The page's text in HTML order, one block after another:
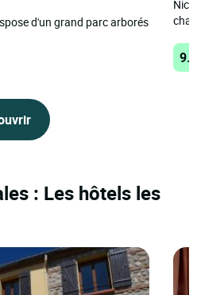
d'un grand parc arborés
: Les hôtels les